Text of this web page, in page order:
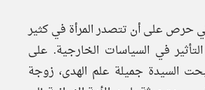
حرص على أن تتصدر المرأة في كثير
في السياسات الخارجية. على
السيدة جميلة علم الهدى، زوجة